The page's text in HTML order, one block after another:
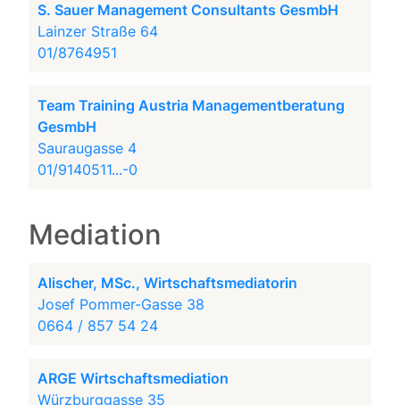
S. Sauer Management Consultants GesmbH
Lainzer Straße 64
01/8764951
Team Training Austria Managementberatung
GesmbH
Sauraugasse 4
01/9140511...-0
Mediation
Alischer, MSc., Wirtschaftsmediatorin
Josef Pommer-Gasse 38
0664 / 857 54 24
ARGE Wirtschaftsmediation
Würzburggasse 35